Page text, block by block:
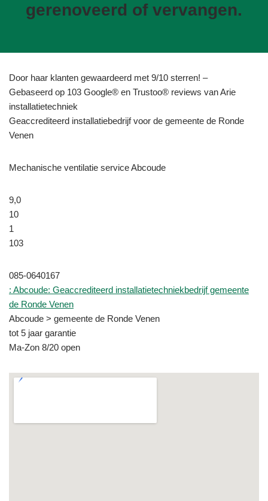
gerenoveerd of vervangen.
Door haar klanten gewaardeerd met 9/10 sterren! –
Gebaseerd op 103 Google® en Trustoo® reviews van Arie
installatietechniek
Geaccrediteerd installatiebedrijf voor de gemeente de Ronde
Venen
Mechanische ventilatie service Abcoude
9,0
10
1
103
085-0640167
: Abcoude: Geaccrediteerd installatietechniekbedrijf gemeente
de Ronde Venen
Abcoude > gemeente de Ronde Venen
tot 5 jaar garantie
Ma-Zon 8/20 open